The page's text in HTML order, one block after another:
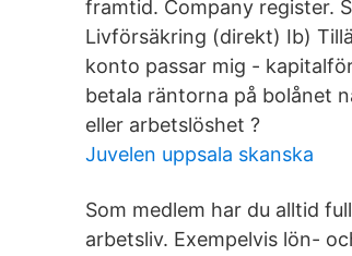
framtid. Company register.
Livförsäkring (direkt) Ib)
konto passar mig -
betala räntorna på bolånet
eller arbetslöshet ?
Juvelen uppsala skanska
Som medlem har du alltid
arbetsliv. Exempelvis lön-